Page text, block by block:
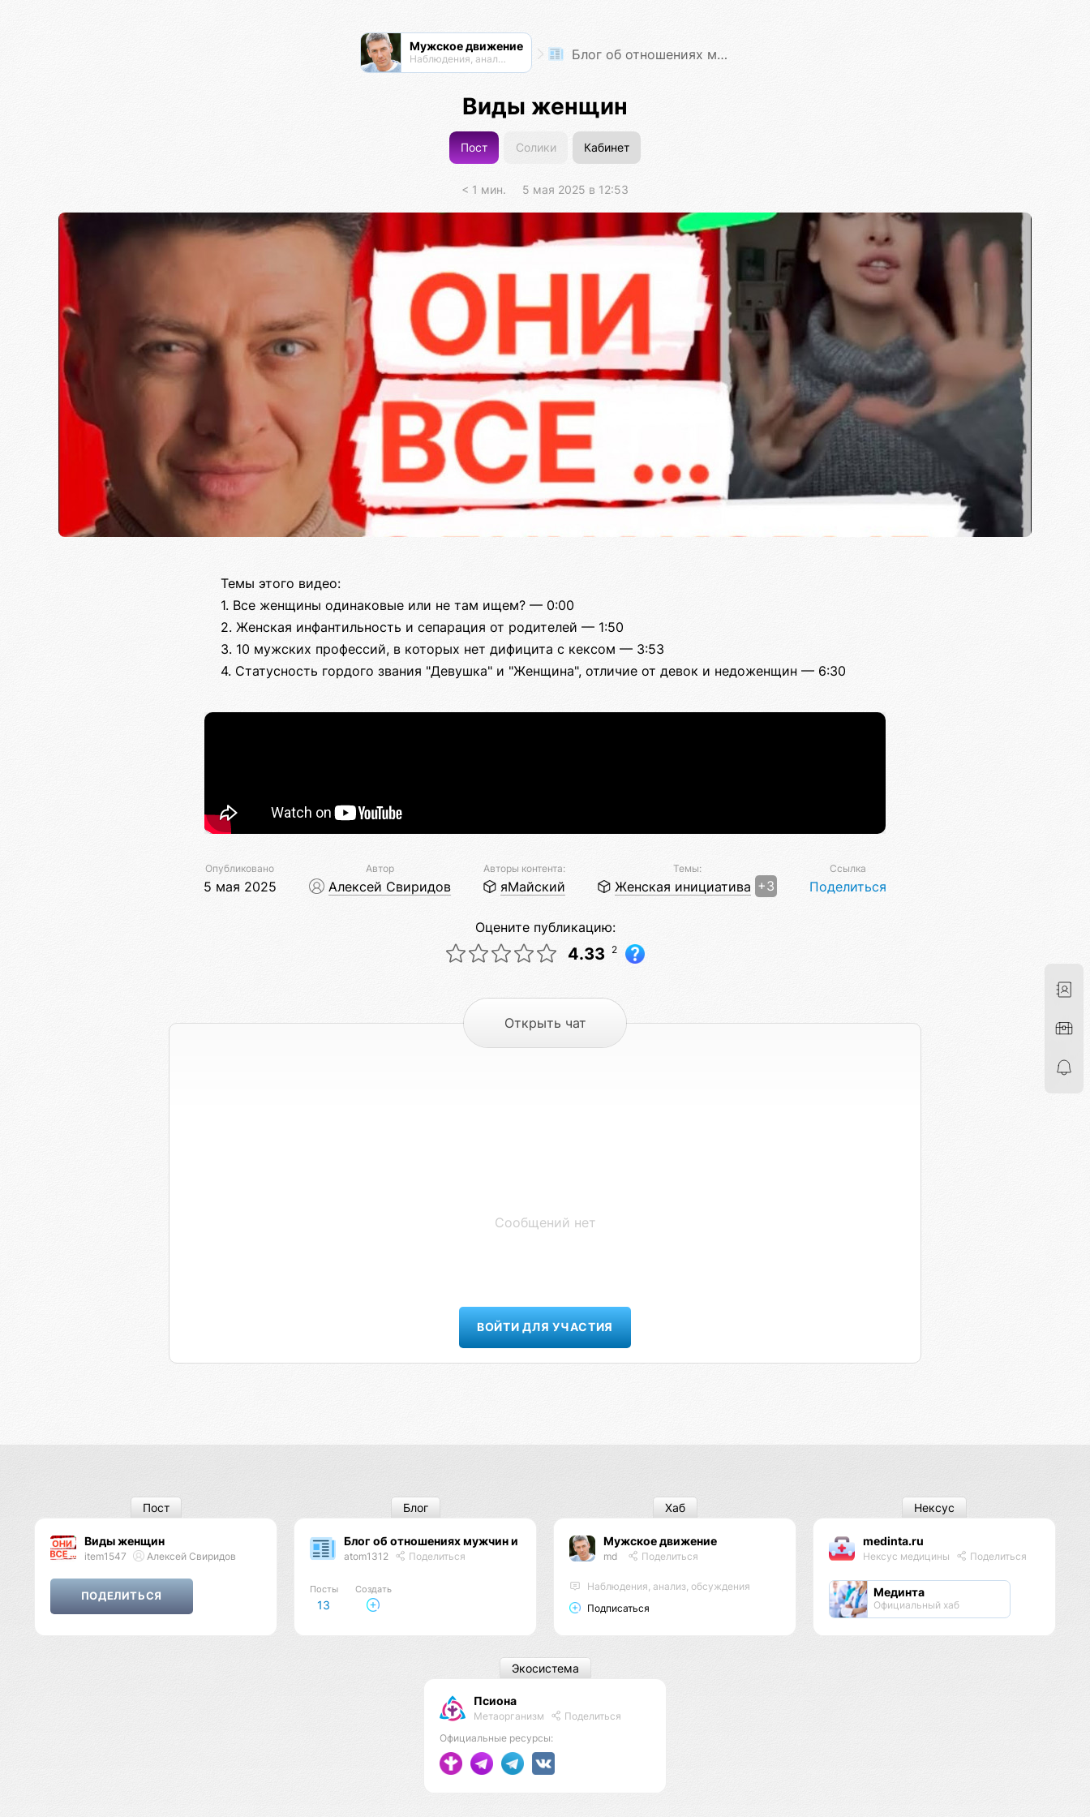
Мужское движение
Наблюдения, анализ, обсуждения Блог об отношениях мужчин и женщин
Виды женщин
Пост Солики Кабинет
< 1 мин. 5 мая 2025 в 12:53
Темы этого видео:
1. Все женщины одинаковые или не там ищем? — 0:00
2. Женская инфантильность и сепарация от родителей — 1:50
3. 10 мужских профессий, в которых нет дифицита с кексом — 3:53
4. Статусность гордого звания "Девушка" и "Женщина", отличие от девок и недоженщин — 6:30
Опубликовано
5 мая 2025
Автор
Алексей Свиридов
Авторы контента:
яМайский
Темы:
Женская инициатива +3
Ссылка
Поделиться
Оцените публикацию:
4.33 2
Открыть чат
Сообщений нет
ВОЙТИ ДЛЯ УЧАСТИЯ
Виды женщин
item1547 Алексей Свиридов
Пост
Блог об отношениях мужчин и женщин
atom1312 Поделиться
Посты
13
Создать
Блог
Мужское движение
md Поделиться
Наблюдения, анализ, обсуждения
Подписаться
Хаб
medinta.ru
Нексус медицины Поделиться
Мединта
Официальный хаб
Нексус
Псиона
Метаорганизм
Поделиться
Официальные ресурсы:
Экосистема